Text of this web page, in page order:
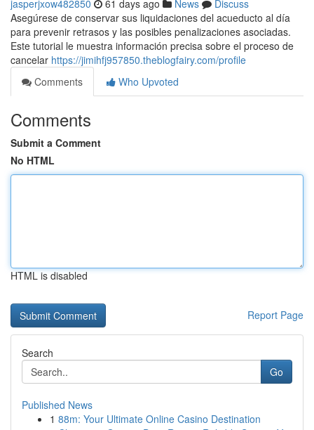
jasperjxow482850 61 days ago News
Discuss
Asegúrese de conservar sus liquidaciones del acueducto al día
para prevenir retrasos y las posibles penalizaciones asociadas.
Este tutorial le muestra información precisa sobre el proceso de
cancelar https://jimihfj957850.theblogfairy.com/profile
Comments
Who Upvoted
Comments
Submit a Comment
No HTML
HTML is disabled
Report Page
Search
Go
Published News
1 88m: Your Ultimate Online Casino Destination